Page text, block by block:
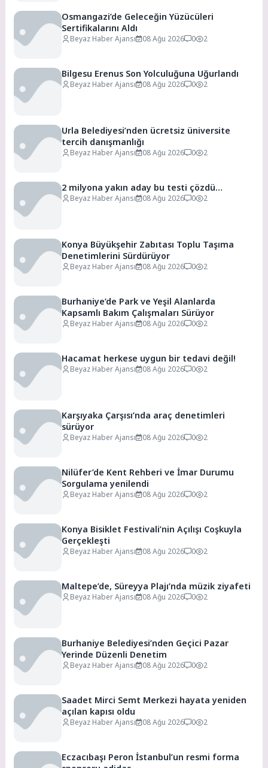
Osmangazi’de Geleceğin Yüzücüleri
Sertifikalarını Aldı
Beyaz Haber Ajansı 08 Ağu 2026 0 2
Bilgesu Erenus Son Yolculuğuna Uğurlandı
Beyaz Haber Ajansı 08 Ağu 2026 0 2
Urla Belediyesi’nden ücretsiz üniversite
tercih danışmanlığı
Beyaz Haber Ajansı 08 Ağu 2026 0 2
2 milyona yakın aday bu testi çözdü…
Beyaz Haber Ajansı 08 Ağu 2026 0 2
Konya Büyükşehir Zabıtası Toplu Taşıma
Denetimlerini Sürdürüyor
Beyaz Haber Ajansı 08 Ağu 2026 0 2
Burhaniye’de Park ve Yeşil Alanlarda
Kapsamlı Bakım Çalışmaları Sürüyor
Beyaz Haber Ajansı 08 Ağu 2026 0 2
Hacamat herkese uygun bir tedavi değil!
Beyaz Haber Ajansı 08 Ağu 2026 0 2
Karşıyaka Çarşısı’nda araç denetimleri
sürüyor
Beyaz Haber Ajansı 08 Ağu 2026 0 2
Nilüfer’de Kent Rehberi ve İmar Durumu
Sorgulama yenilendi
Beyaz Haber Ajansı 08 Ağu 2026 0 2
Konya Bisiklet Festivali’nin Açılışı Coşkuyla
Gerçekleşti
Beyaz Haber Ajansı 08 Ağu 2026 0 2
Maltepe’de, Süreyya Plajı’nda müzik ziyafeti
Beyaz Haber Ajansı 08 Ağu 2026 0 2
Burhaniye Belediyesi’nden Geçici Pazar
Yerinde Düzenli Denetim
Beyaz Haber Ajansı 08 Ağu 2026 0 2
Saadet Mirci Semt Merkezi hayata yeniden
açılan kapısı oldu
Beyaz Haber Ajansı 08 Ağu 2026 0 2
Eczacıbaşı Peron İstanbul’un resmi forma